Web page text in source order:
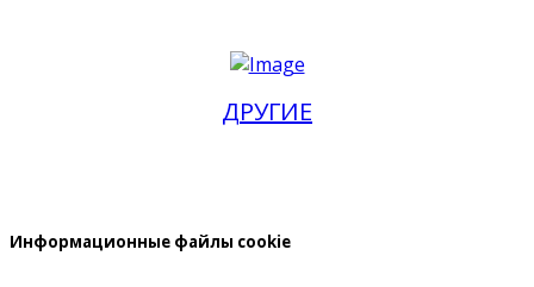
ДРУГИЕ
Информационные файлы cookie